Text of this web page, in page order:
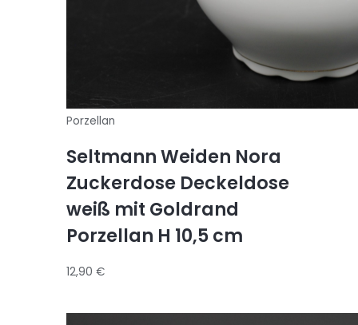
Porzellan
Seltmann Weiden Nora
Zuckerdose Deckeldose
weiß mit Goldrand
Porzellan H 10,5 cm
12,90 €